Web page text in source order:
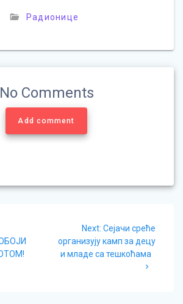
Радионице
No Comments
Add comment
Next: Next
post:
Сејачи среће
организују камп за децу
и младе са тешкоћама